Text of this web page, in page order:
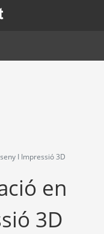
finestra.
I Impressió 3D
en
3D